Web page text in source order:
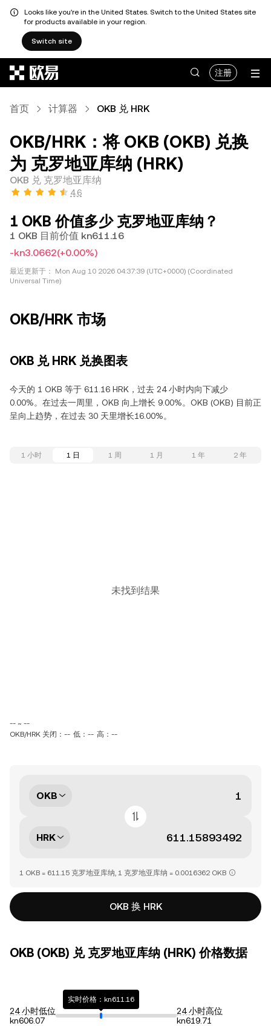
Looks like you're in the United States. Switch to the United States site
for products available in your region.
Switch site
注册
首页 计算器 OKB 兑 HRK
OKB/HRK：将 OKB (OKB) 兑换
为 克罗地亚库纳 (HRK)
OKB 兑 克罗地亚库纳
4.6
1 OKB 价值多少 克罗地亚库纳？
1 OKB 目前价值 kn611.16
-kn3.0662(+0.00%)
最近更新于：
Mon Aug 10 2026 04:37:39 (UTC+0000) (Coordinated
Universal Time)
OKB/HRK 市场
OKB 兑 HRK 兑换图表
今天的 1 OKB 等于 611.16 HRK，过去 24 小时内向下减少
0.00%。在过去一周里，OKB 向上增长 9.00%。OKB (OKB) 目前正
呈向上趋势，在过去 30 天里增长16.00%。
1 小时 1 日 1 周 1 月 1 年 2 年
未找到结果
-- ~ --
OKB/HRK 关闭：-- 低：-- 高：--
OKB
HRK
1 OKB = 611.15 克罗地亚库纳, 1 克罗地亚库纳 = 0.0016362 OKB
OKB 换 HRK
OKB (OKB) 兑 克罗地亚库纳 (HRK) 价格数据
24 小时低位
kn606.07
实时价格：kn611.16
24 小时高位
kn619.71